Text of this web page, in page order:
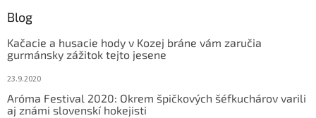
Blog
Kačacie a husacie hody v Kozej bráne vám zaručia
gurmánsky zážitok tejto jesene
23.9.2020
Aróma Festival 2020: Okrem špičkových šéfkuchárov varili
aj známi slovenskí hokejisti